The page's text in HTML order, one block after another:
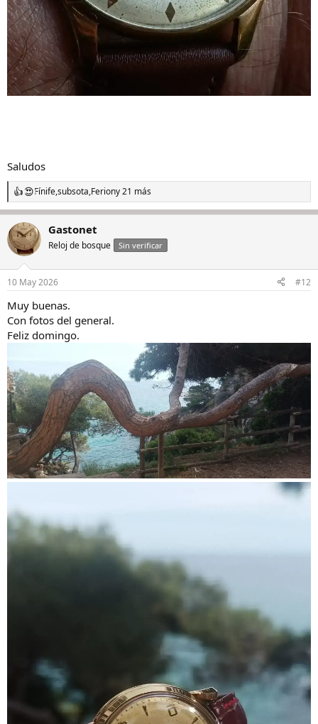
Saludos
R
e
c
c
i
e
:
Fínife,subsota,Feriony 21 más
Gastonet
Reloj de bosque Sin verificar
10 May 2026 #12
Muy buenas.
Con fotos del general.
Feliz domingo.